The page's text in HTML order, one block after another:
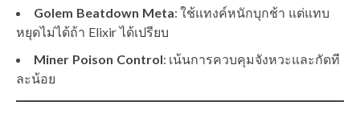
Golem Beatdown Meta: ใช้แทงค์หนักบุกช้า แต่แทบ
หยุดไม่ได้ถ้า Elixir ได้เปรียบ
Miner Poison Control: เน้นการควบคุมจังหวะและกัดที
ละน้อย